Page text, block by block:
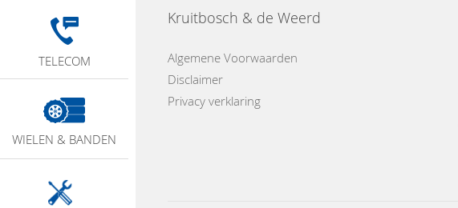
TELECOM
WIELEN & BANDEN
Kruitbosch & de Weerd
Algemene Voorwaarden
Disclaimer
Privacy verklaring